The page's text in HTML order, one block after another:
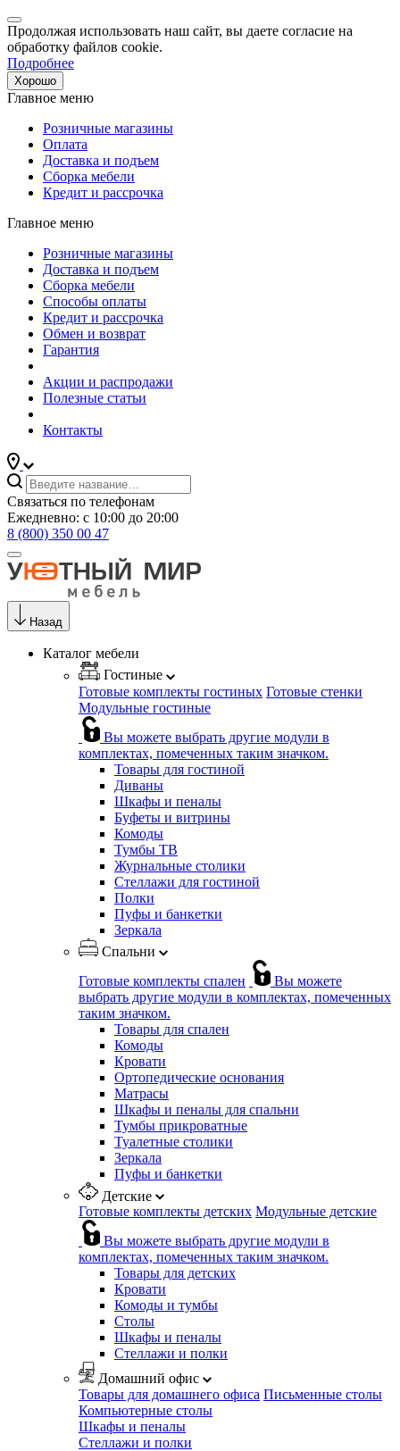
Продолжая использовать наш сайт, вы даете согласие на
обработку файлов cookie.
Подробнее
Хорошо
Главное меню
Розничные магазины
Оплата
Доставка и подъем
Сборка мебели
Кредит и рассрочка
Главное меню
Розничные магазины
Доставка и подъем
Сборка мебели
Способы оплаты
Кредит и рассрочка
Обмен и возврат
Гарантия
Акции и распродажи
Полезные статьи
Контакты
Связаться по телефонам
Ежедневно: с 10:00 до 20:00
8 (800) 350 00 47
Назад
Каталог мебели
Гостиные
Готовые комплекты гостиных Готовые стенки
Модульные гостиные
Вы можете выбрать другие модули в
комплектах, помеченных таким значком.
Товары для гостиной
Диваны
Шкафы и пеналы
Буфеты и витрины
Комоды
Тумбы ТВ
Журнальные столики
Стеллажи для гостиной
Полки
Пуфы и банкетки
Зеркала
Спальни
Готовые комплекты спален
Вы можете
выбрать другие модули в комплектах, помеченных
таким значком.
Товары для спален
Комоды
Кровати
Ортопедические основания
Матрасы
Шкафы и пеналы для спальни
Тумбы прикроватные
Туалетные столики
Зеркала
Пуфы и банкетки
Детские
Готовые комплекты детских Модульные детские
Вы можете выбрать другие модули в
комплектах, помеченных таким значком.
Товары для детских
Кровати
Комоды и тумбы
Столы
Шкафы и пеналы
Стеллажи и полки
Домашний офис
Товары для домашнего офиса Письменные столы
Компьютерные столы
Шкафы и пеналы
Стеллажи и полки